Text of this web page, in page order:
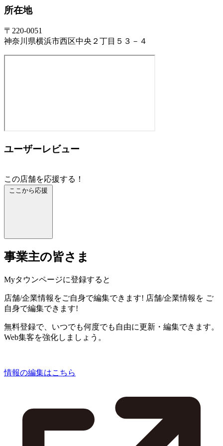
所在地
〒220-0051
神奈川県横浜市西区中央２丁目５３－４
ユーザーレビュー
この店舗を応援する！
ここから応援
事業主の皆さま
Myタウンページに登録すると
店舗/企業情報をご自身で編集できます! 店舗/企業情報を ご
自身で編集できます!
無料登録で、いつでも何度でも自由に更新・編集できます。
Web集客を強化しましょう。
情報の編集はこちら